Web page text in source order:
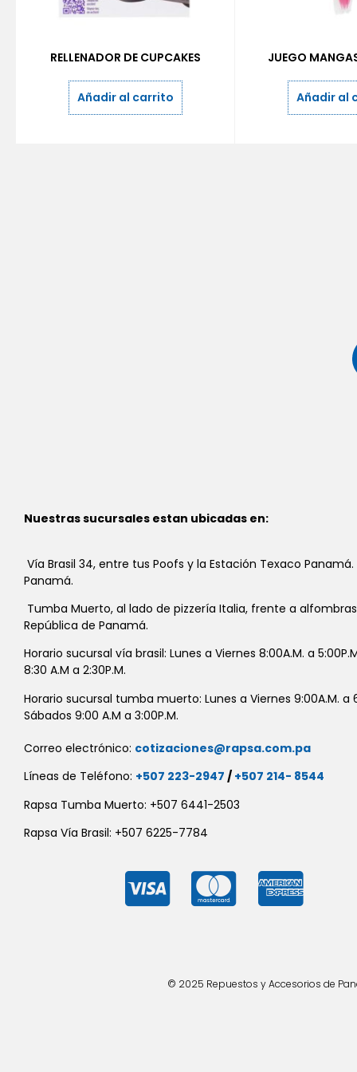
RELLENADOR DE CUPCAKES
Añadir al carrito
JUEGO
Añadir al
Nuestras sucursales estan ubicadas en:
Vía Brasil 34, entre tus Poofs y la Estación Texaco
Panamá.
Tumba Muerto, al lado de pizzería Italia, frente a
República de Panamá.
Horario sucursal vía brasil: Lunes a Viernes 8:00A.M. a
8:30 A.M a 2:30P.M.
Horario sucursal tumba muerto: Lunes a Viernes 9:00A.M. a
Sábados 9:00 A.M a 3:00P.M.
Correo electrónico: cotizaciones@rapsa.com.pa
Líneas de Teléfono: +507 223-2947 / +507 214- 8544
Rapsa Tumba Muerto: +507 6441-2503
Rapsa Vía Brasil: +507 6225-7784
© 2025 Repuestos y Accesorios de